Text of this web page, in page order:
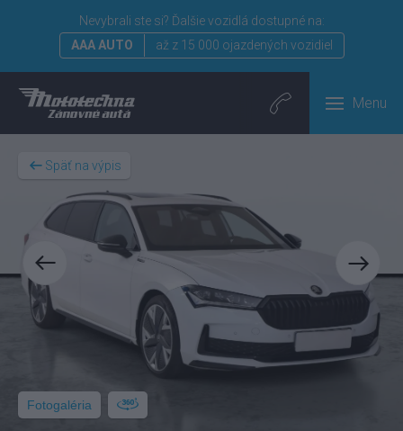
Nevybrali ste si? Ďalšie vozidlá dostupné na:
AAA AUTO
až z 15 000 ojazdených vozidiel
Menu
Späť na výpis
Fotogaléria